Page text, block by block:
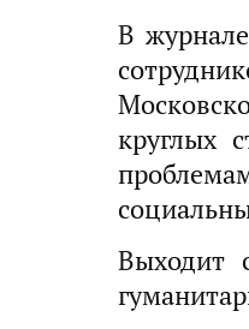
В
круглых
Выходит